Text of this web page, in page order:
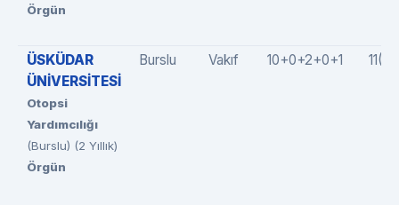
Örgün
ÜSKÜDAR
ÜNİVERSİTESİ
Otopsi
Yardımcılığı
(Burslu) (2 Yıllık)
Örgün
Burslu Vakıf 10+0+2+0+1